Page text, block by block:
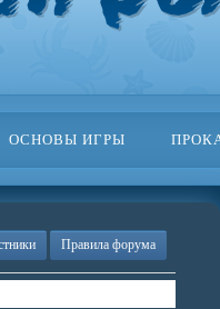
ОСНОВЫ ИГРЫ
Правила форума